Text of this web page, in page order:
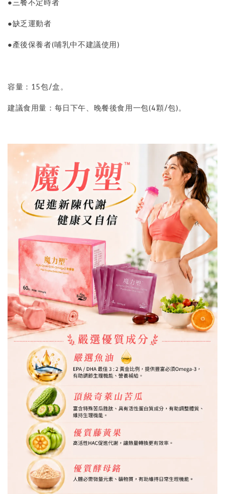
●三餐不定時者
●缺乏運動者
●產後保養者(哺乳中不建議使用)
容量：15包/盒。
建議食用量：每日下午、晚餐後食用一包(4顆/包)。